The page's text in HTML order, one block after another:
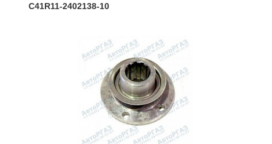
C41R11-2402138-10